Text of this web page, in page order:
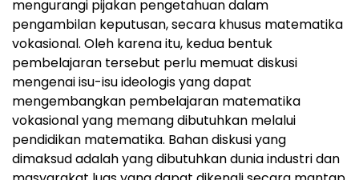
mengurangi pijakan pengetahuan dalam
pengambilan keputusan, secara khusus matematika
vokasional. Oleh karena itu, kedua bentuk
pembelajaran tersebut perlu memuat diskusi
mengenai isu-isu ideologis yang dapat
mengembangkan pembelajaran matematika
vokasional yang memang dibutuhkan melalui
pendidikan matematika. Bahan diskusi yang
dimaksud adalah yang dibutuhkan dunia industri dan